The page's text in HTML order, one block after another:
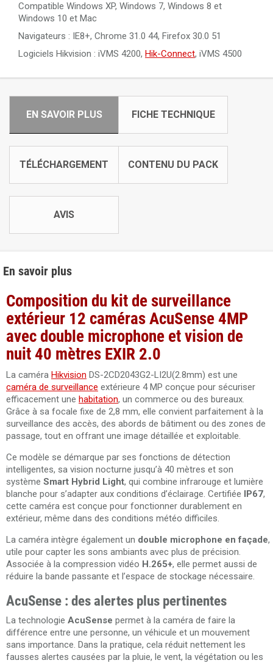
Compatible Windows XP, Windows 7, Windows 8 et
Windows 10 et Mac
Navigateurs : IE8+, Chrome 31.0 44, Firefox 30.0 51
Logiciels Hikvision : iVMS 4200, Hik-Connect, iVMS 4500
EN SAVOIR PLUS FICHE TECHNIQUE
TÉLÉCHARGEMENT CONTENU DU PACK
AVIS
En savoir plus
Composition du kit de surveillance
extérieur 12 caméras AcuSense 4MP
avec double microphone et vision de
nuit 40 mètres EXIR 2.0
La caméra Hikvision DS-2CD2043G2-LI2U(2.8mm) est une
caméra de surveillance extérieure 4 MP conçue pour sécuriser
efficacement une habitation, un commerce ou des bureaux.
Grâce à sa focale fixe de 2,8 mm, elle convient parfaitement à la
surveillance des accès, des abords de bâtiment ou des zones de
passage, tout en offrant une image détaillée et exploitable.
Ce modèle se démarque par ses fonctions de détection
intelligentes, sa vision nocturne jusqu’à 40 mètres et son
système Smart Hybrid Light, qui combine infrarouge et lumière
blanche pour s’adapter aux conditions d’éclairage. Certifiée IP67,
cette caméra est conçue pour fonctionner durablement en
extérieur, même dans des conditions météo difficiles.
La caméra intègre également un double microphone en façade,
utile pour capter les sons ambiants avec plus de précision.
Associée à la compression vidéo H.265+, elle permet aussi de
réduire la bande passante et l’espace de stockage nécessaire.
AcuSense : des alertes plus pertinentes
La technologie AcuSense permet à la caméra de faire la
différence entre une personne, un véhicule et un mouvement
sans importance. Dans la pratique, cela réduit nettement les
fausses alertes causées par la pluie, le vent, la végétation ou les